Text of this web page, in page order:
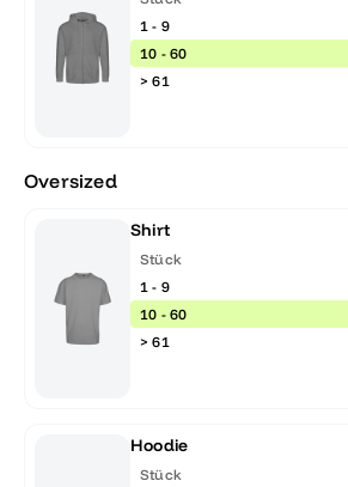
1 - 9
10 - 60
> 61
Oversized
Shirt
Stück
1 - 9
10 - 60
> 61
Hoodie
Stück